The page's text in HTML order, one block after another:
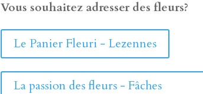
Vous souhaitez adresser des fleurs?
Le Panier Fleuri - Lezennes
La passion des fleurs - Fâches